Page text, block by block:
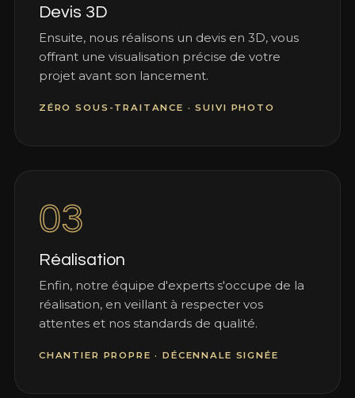
Devis 3D
Ensuite, nous réalisons un devis en 3D, vous
offrant une visualisation précise de votre
projet avant son lancement.
ZÉRO SOUS-TRAITANCE · SUIVI PHOTO
03
Réalisation
Enfin, notre équipe d'experts s'occupe de la
réalisation, en veillant à respecter vos
attentes et nos standards de qualité.
CHANTIER PROPRE · DÉCENNALE SIGNÉE